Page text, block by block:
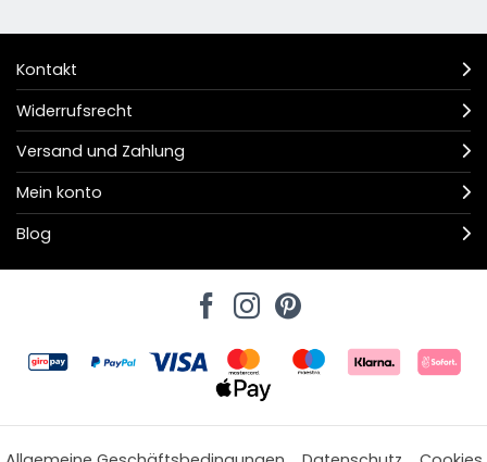
Kontakt
Widerrufsrecht
Versand und Zahlung
Mein konto
Blog